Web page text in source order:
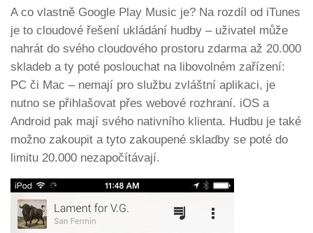
A co vlastně Google Play Music je? Na rozdíl od iTunes
je to cloudové řešení ukládání hudby – uživatel může
nahrát do svého cloudového prostoru zdarma až 20.000
skladeb a ty poté poslouchat na libovolném zařízení:
PC či Mac – nemají pro službu zvláštní aplikaci, je
nutno se přihlašovat přes webové rozhraní. iOS a
Android pak mají svého nativního klienta. Hudbu je také
možno zakoupit a tyto zakoupené skladby se poté do
limitu 20.000 nezapočítávají.